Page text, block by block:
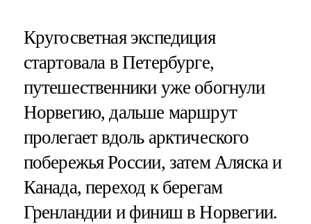
Кругосветная экспедиция
стартовала в Петербурге,
путешественники уже обогнули
Норвегию, дальше маршрут
пролегает вдоль арктического
побережья России, затем Аляска и
Канада, переход к берегам
Гренландии и финиш в Норвегии.